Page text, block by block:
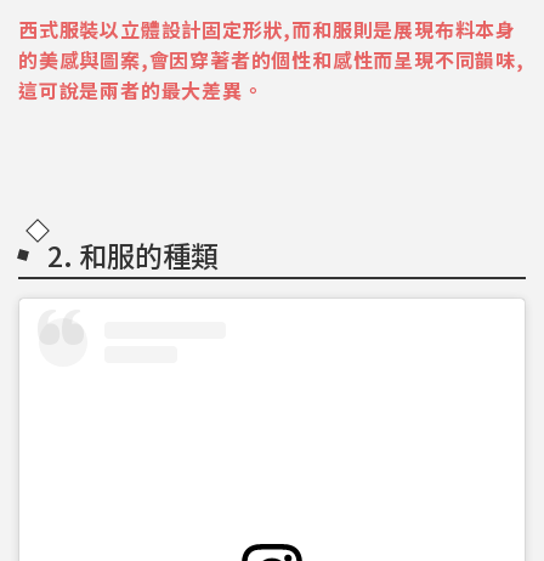
西式服裝以立體設計固定形狀,而和服則是展現布料本身
的美感與圖案,會因穿著者的個性和感性而呈現不同韻味,
這可說是兩者的最大差異。
2. 和服的種類